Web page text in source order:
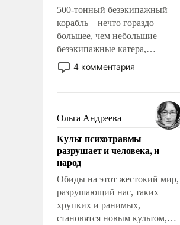
500-тонный безэкипажный
корабль – нечто гораздо
большее, чем небольшие
безэкипажные катера,
применение которых уже
стало обыденностью. Задача по
сложна и амбициозна. Однако
и ее реализация радикально
поднимет наши боевые
возможности.
4 комментария
Ольга Андреева
Культ психотравмы
разрушает и человека, и
народ
Обиды на этот жестокий мир,
разрушающий нас, таких
хрупких и ранимых,
становятся новым культом,